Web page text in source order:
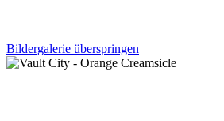
Bildergalerie überspringen